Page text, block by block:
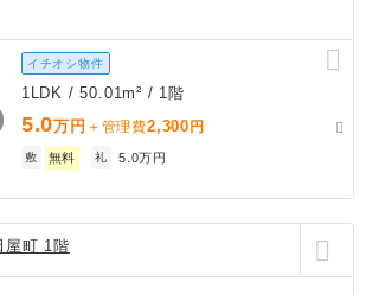
イチオシ物件
1LDK / 50.01m² / 1階
5.0万円 ＋管理費2,300 円
敷 無料 礼 5.0万円
屋町 1階